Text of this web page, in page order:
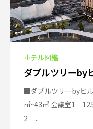
ホテル図鑑
ダブルツリーby
■ダブルツリーbyヒ
㎡~43㎡ 会議室1
2 ...